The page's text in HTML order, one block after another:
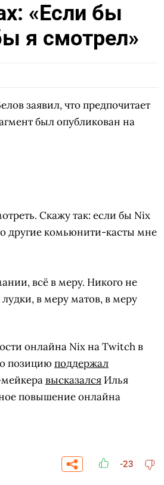
«Если бы
я смотрел»
заявил, что предпочитает
был опубликован на
Скажу так: если бы Nix
другие комьюнити-касты мне
всё в меру. Никого не
в меру матов, в меру
онлайна Nix на Twitch в
позициюподдержал
высказался Илья
повышение онлайна
-23